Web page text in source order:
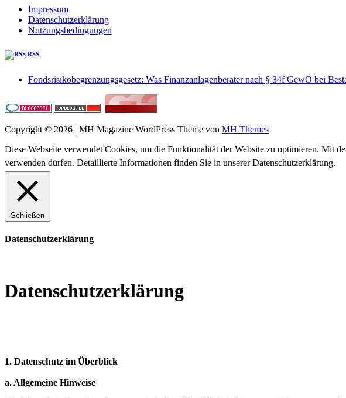
Impressum
Datenschutzerklärung
Nutzungsbedingungen
RSS
Fondsrisikobegrenzungsgesetz: Was Finanzanlagenberater nach § 34f GewO bei
Copyright © 2026 | MH Magazine WordPress Theme von MH Themes
Diese Webseite verwendet Cookies, um die Funktionalität der Website zu optimieren. Mit
verwenden dürfen. Detaillierte Informationen finden Sie in unserer Datenschutzerklärung.
Schließen
Datenschutzerklärung
Datenschutzerklärung
1. Datenschutz im Überblick
a. Allgemeine Hinweise